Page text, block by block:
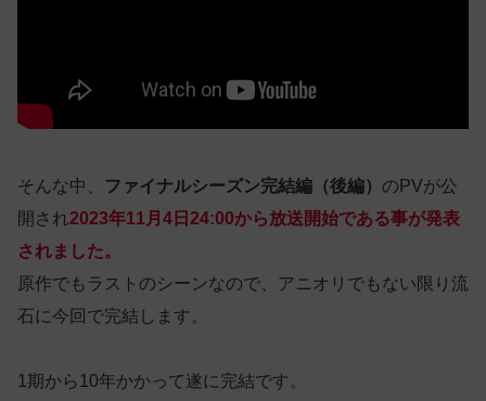
そんな中、 ファイナルシーズン完結編（後編） のPVが公
開され2023年11月4日24:00から放送開始である事が発表
されました。
原作でもラストのシーンなので、アニオリでもない限り流
石に今回で完結します。
1期から10年かかって遂に完結です。